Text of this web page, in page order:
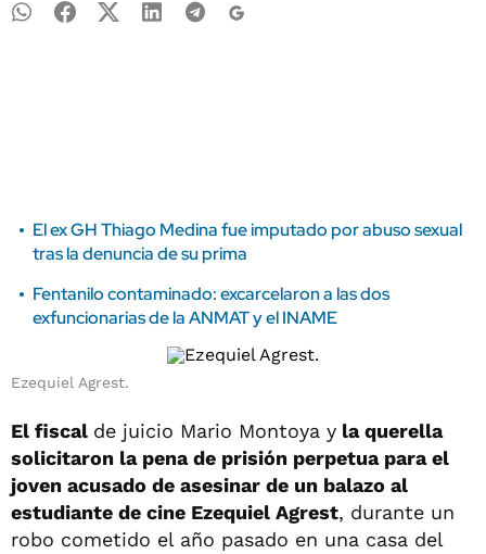
El ex GH Thiago Medina fue imputado por abuso sexual
tras la denuncia de su prima
Fentanilo contaminado: excarcelaron a las dos
exfuncionarias de la ANMAT y el INAME
Ezequiel Agrest.
El fiscal de juicio Mario Montoya y la querella
solicitaron la pena de prisión perpetua para el
joven acusado de asesinar de un balazo al
estudiante de cine Ezequiel Agrest, durante un
robo cometido el año pasado en una casa del